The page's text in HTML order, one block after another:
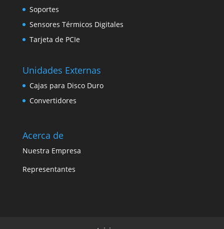
Soportes
Sensores Térmicos Digitales
Tarjeta de PCIe
Unidades Externas
Cajas para Disco Duro
Convertidores
Acerca de
Nuestra Empresa
Representantes